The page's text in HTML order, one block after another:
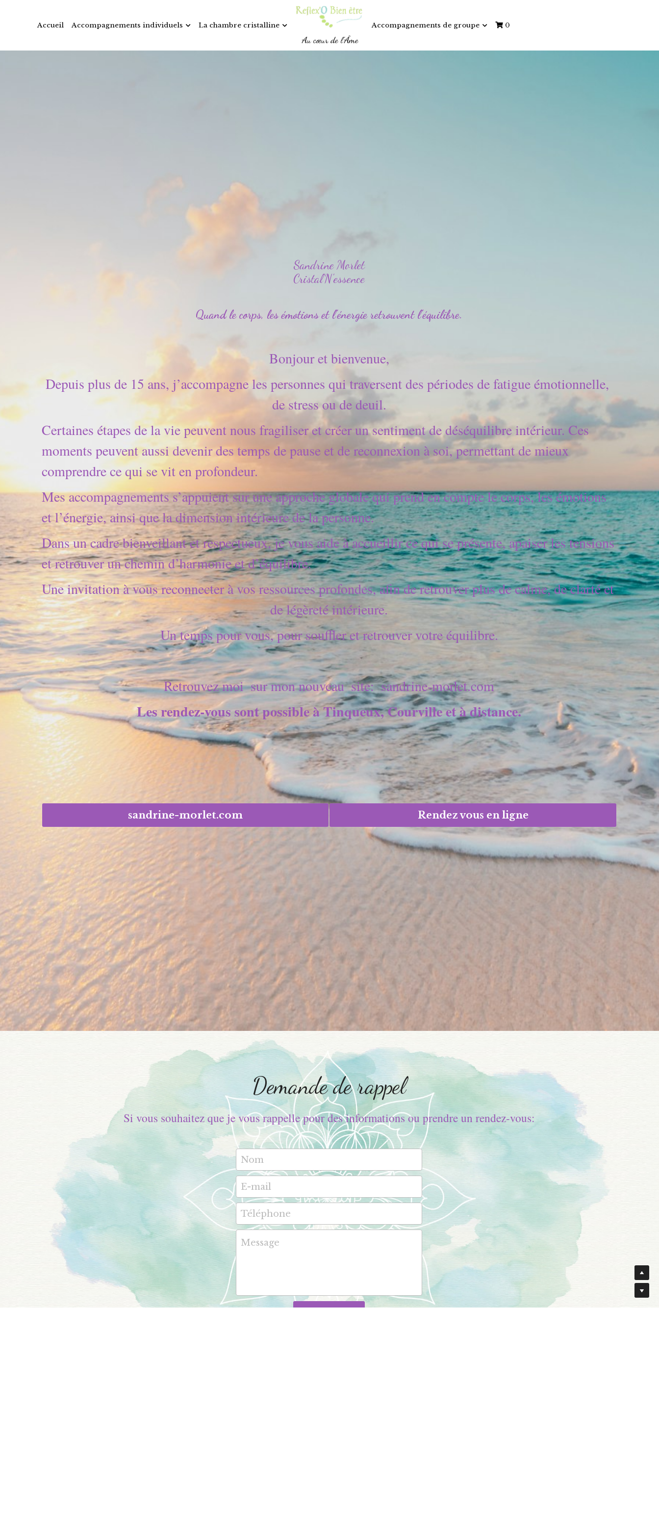
Accueil Accompagnements individuels La chambre cristalline
Au cœur de l'Âme
Accompagnements de groupe 0
Sandrine Morlet
Cristal'N'essence
Quand le corps, les émotions et l’énergie retrouvent l’équilibre.
Bonjour et bienvenue,
Depuis plus de 15 ans, j’accompagne les personnes qui traversent des périodes de fatigue émotionnelle,
de stress ou de deuil.
Certaines étapes de la vie peuvent nous fragiliser et créer un sentiment de déséquilibre intérieur. Ces
moments peuvent aussi devenir des temps de pause et de reconnexion à soi, permettant de mieux
comprendre ce qui se vit en profondeur.
Mes accompagnements s’appuient sur une approche globale qui prend en compte le corps, les émotions
et l’énergie, ainsi que la dimension intérieure de la personne.
Dans un cadre bienveillant et respectueux, je vous aide à accueillir ce qui se présente, apaiser les tensions
et retrouver un chemin d’harmonie et d’équilibre.
Une invitation à vous reconnecter à vos ressources profondes, afin de retrouver plus de calme, de clarté et
de légèreté intérieure.
Un temps pour vous, pour souffler et retrouver votre équilibre.
Retrouvez moi  sur mon nouveau  site:  sandrine-morlet.com
Les rendez-vous sont possible à Tinqueux, Courville et à distance.
sandrine-morlet.com Rendez vous en ligne
Demande de rappel
Si vous souhaitez que je vous rappelle pour des informations ou prendre un rendez-vous:
Nom
E-mail
Téléphone
Message